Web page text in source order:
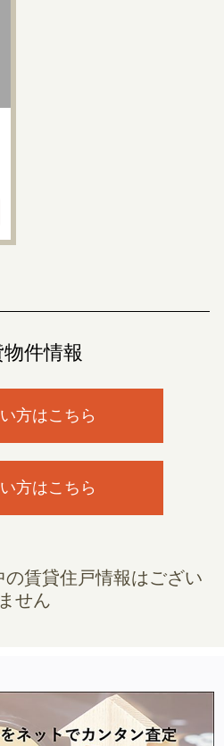
件情報
方はこちら
方はこちら
賃貸住戸情報はござい
ません